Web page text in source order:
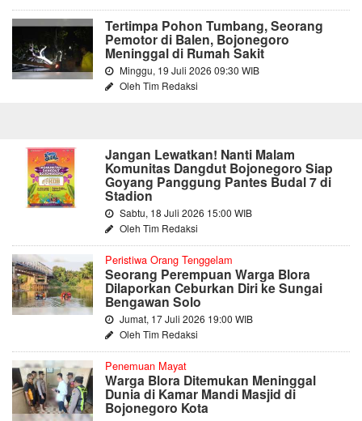
Tertimpa Pohon Tumbang, Seorang
Pemotor di Balen, Bojonegoro
Meninggal di Rumah Sakit
Minggu, 19 Juli 2026 09:30 WIB
Oleh Tim Redaksi
Jangan Lewatkan! Nanti Malam
Komunitas Dangdut Bojonegoro Siap
Goyang Panggung Pantes Budal 7 di
Stadion
Sabtu, 18 Juli 2026 15:00 WIB
Oleh Tim Redaksi
Peristiwa Orang Tenggelam
Seorang Perempuan Warga Blora
Dilaporkan Ceburkan Diri ke Sungai
Bengawan Solo
Jumat, 17 Juli 2026 19:00 WIB
Oleh Tim Redaksi
Penemuan Mayat
Warga Blora Ditemukan Meninggal
Dunia di Kamar Mandi Masjid di
Bojonegoro Kota